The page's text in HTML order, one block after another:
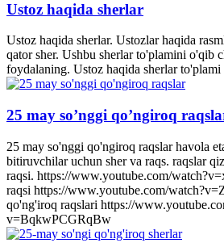
Ustoz haqida sherlar
Ustoz haqida sherlar. Ustozlar haqida
qator sher. Ushbu sherlar to'plamini o'qib
foydalaning. Ustoz haqida sherlar to'plami
25 may so’nggi qo’ngiroq
25 may so'nggi qo'ngiroq raqslar havola
bitiruvchilar uchun sher va raqs. raqslar
raqsi. https://www.youtube.com/
raqsi https://www.youtube.com/
qo'ng'iroq raqslari https://
v=BqkwPCGRqBw